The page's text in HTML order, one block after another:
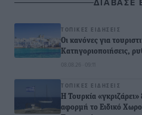
ΔΙΑΒΑΣΕ
ΤΟΠΙΚΈΣ ΕΙΔΉΣΕΙΣ
Οι κανόνες για
Κατηγοριοποιήσεις,
08.08.26 · 09:11
ΤΟΠΙΚΈΣ ΕΙΔΉΣΕΙΣ
Η Τουρκία «γκριζάρει»
αφορμή το Ειδικό